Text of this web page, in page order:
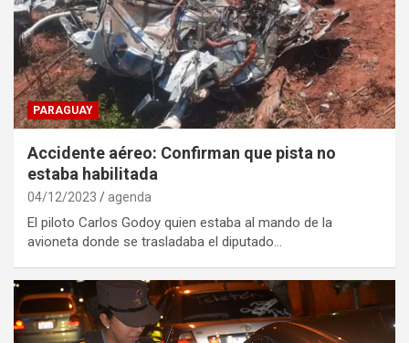
PARAGUAY
Accidente aéreo: Confirman que pista no
estaba habilitada
04/12/2023 agenda
El piloto Carlos Godoy quien estaba al mando de la
avioneta donde se trasladaba el diputado…